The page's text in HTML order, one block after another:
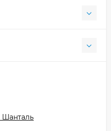
Шанталь